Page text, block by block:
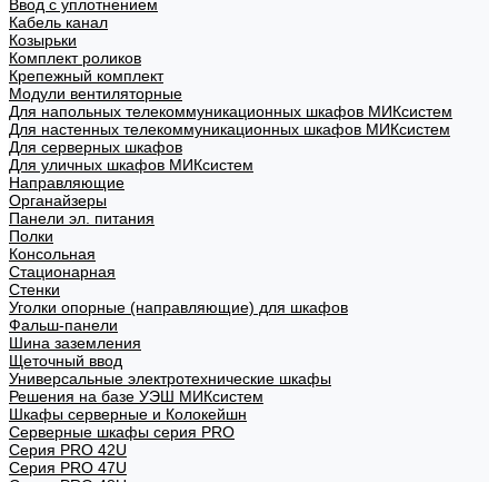
Ввод с уплотнением
Кабель канал
Козырьки
Комплект роликов
Крепежный комплект
Модули вентиляторные
Для напольных телекоммуникационных шкафов МИКсистем
Для настенных телекоммуникационных шкафов МИКсистем
Для серверных шкафов
Для уличных шкафов МИКсистем
Направляющие
Органайзеры
Панели эл. питания
Полки
Консольная
Стационарная
Стенки
Уголки опорные (направляющие) для шкафов
Фальш-панели
Шина заземления
Щеточный ввод
Универсальные электротехнические шкафы
Решения на базе УЭШ МИКсистем
Шкафы серверные и Колокейшн
Серверные шкафы серия PRO
Серия PRO 42U
Серия PRO 47U